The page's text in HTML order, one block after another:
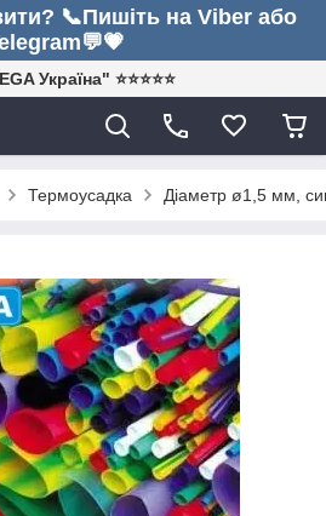
📞Пишіть на Viber або
Україна" ⭐⭐⭐⭐⭐
Термоусадка Діаметр ø1,5 мм,